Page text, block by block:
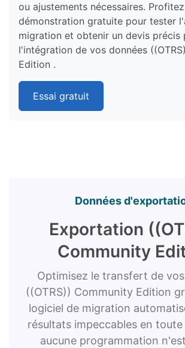
ou ajustements nécessaires.
démonstration gratuite pour tester
migration et obtenir un devis précis
l'intégration de vos données
Edition .
Essai gratuit
Données
Exportation
Community
Optimisez le transfert de
((OTRS)) Community Edition
logiciel de migration
résultats impeccables en
aucune programmation